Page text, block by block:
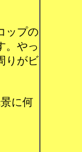
ップの
。やっ
りがビ
に何